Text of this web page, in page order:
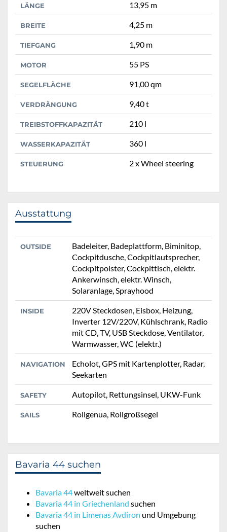
LÄNGE 13,95 m
BREITE 4,25 m
TIEFGANG 1,90 m
MOTOR 55 PS
SEGELFLÄCHE 91,00 qm
VERDRÄNGUNG 9,40 t
TREIBSTOFFKAPAZITÄT 210 l
WASSERKAPAZITÄT 360 l
STEUERUNG 2 x Wheel steering
Ausstattung
OUTSIDE
Badeleiter, Badeplattform, Biminitop,
Cockpitdusche, Cockpitlautsprecher,
Cockpitpolster, Cockpittisch, elektr.
Ankerwinsch, elektr. Winsch,
Solaranlage, Sprayhood
INSIDE
220V Steckdosen, Eisbox, Heizung,
Inverter 12V/220V, Kühlschrank, Radio
mit CD, TV, USB Steckdose, Ventilator,
Warmwasser, WC (elektr.)
NAVIGATION
Echolot, GPS mit Kartenplotter, Radar,
Seekarten
SAFETY Autopilot, Rettungsinsel, UKW-Funk
SAILS Rollgenua, Rollgroßsegel
Bavaria 44 suchen
Bavaria 44weltweit suchen
Bavaria 44 in Griechenland suchen
Bavaria 44 in Limenas Avdiron und Umgebung
suchen